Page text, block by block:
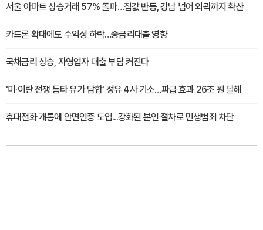
서울 아파트 상승거래 57% 돌파…집값 반등, 강남 넘어 외곽까지 확산
카드론 확대에도 수익성 하락…중금리대출 영향
국채금리 상승, 자영업자 대출 부담 커진다
'미·이란 전쟁 틈타 유가 담합' 정유 4사 기소…파급 효과 26조 원 달해
휴대전화 개통에 안면인증 도입...강화된 본인 절차로 민생범죄 차단